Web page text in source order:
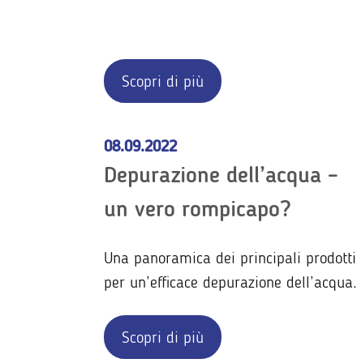
Scopri di più
08.09.2022
Depurazione dell’acqua –
un vero rompicapo?
Una panoramica dei principali prodotti
per un’efficace depurazione dell’acqua.
Scopri di più